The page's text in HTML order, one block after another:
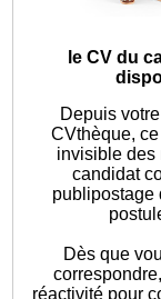
le CV du
Depuis
CVthèque,
invisible des
candidat
publipostage
Dès que
réactivité pour